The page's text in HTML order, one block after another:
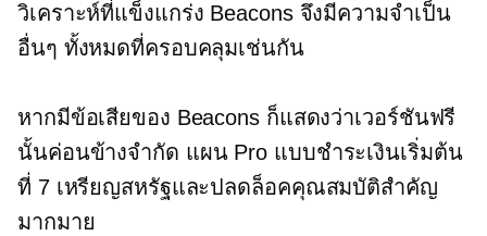
วิเคราะห์ที่แข็งแกร่ง Beacons จึงมีความจำเป็น
อื่นๆ ทั้งหมดที่ครอบคลุมเช่นกัน
หากมีข้อเสียของ Beacons ก็แสดงว่าเวอร์ชันฟรี
นั้นค่อนข้างจำกัด แผน Pro แบบชำระเงินเริ่มต้น
ที่ 7 เหรียญสหรัฐและปลดล็อคคุณสมบัติสำคัญ
มากมาย